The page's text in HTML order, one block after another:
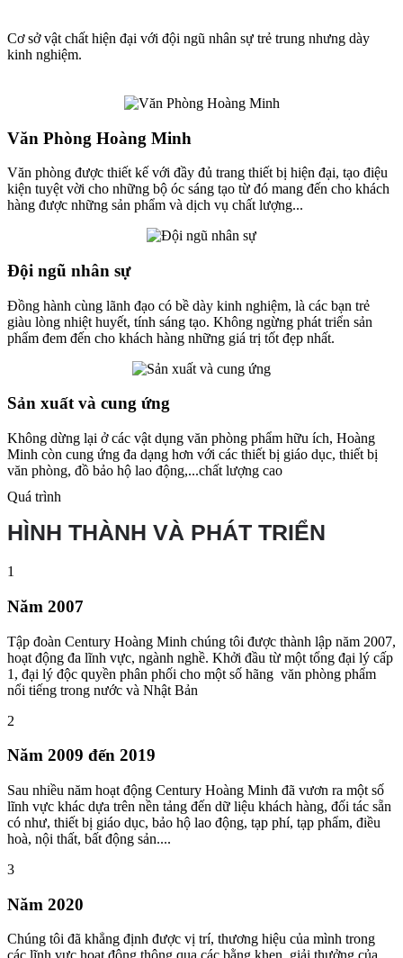
Cơ sở vật chất hiện đại với đội ngũ nhân sự trẻ trung nhưng dày
kinh nghiệm.
Văn Phòng Hoàng Minh
Văn phòng được thiết kế với đầy đủ trang thiết bị hiện đại, tạo điệu
kiện tuyệt vời cho những bộ óc sáng tạo từ đó mang đến cho khách
hàng được những sản phẩm và dịch vụ chất lượng...
Đội ngũ nhân sự
Đồng hành cùng lãnh đạo có bề dày kinh nghiệm, là các bạn trẻ
giàu lòng nhiệt huyết, tính sáng tạo. Không ngừng phát triển sản
phẩm đem đến cho khách hàng những giá trị tốt đẹp nhất.
Sản xuất và cung ứng
Không dừng lại ở các vật dụng văn phòng phẩm hữu ích, Hoàng
Minh còn cung ứng đa dạng hơn với các thiết bị giáo dục, thiết bị
văn phòng, đồ bảo hộ lao động,...chất lượng cao
Quá trình
HÌNH THÀNH VÀ PHÁT TRIỂN
1
Năm 2007
Tập đoàn Century Hoàng Minh chúng tôi được thành lập năm 2007,
hoạt động đa lĩnh vực, ngành nghề. Khởi đầu từ một tổng đại lý cấp
1, đại lý độc quyền phân phối cho một số hãng văn phòng phẩm
nổi tiếng trong nước và Nhật Bản
2
Năm 2009 đến 2019
Sau nhiều năm hoạt động Century Hoàng Minh đã vươn ra một số
lĩnh vực khác dựa trên nền tảng đến dữ liệu khách hàng, đối tác sẵn
có như, thiết bị giáo dục, bảo hộ lao động, tạp phí, tạp phẩm, điều
hoà, nội thất, bất động sản....
3
Năm 2020
Chúng tôi đã khẳng định được vị trí, thương hiệu của mình trong